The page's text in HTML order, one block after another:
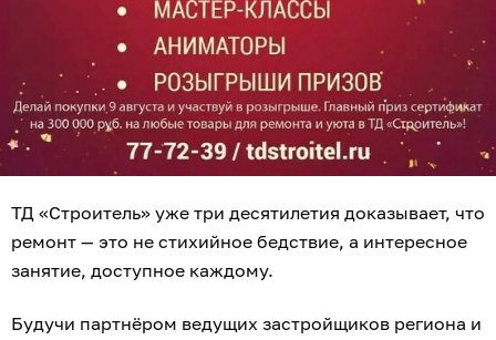
ТД «Строитель» уже три десятилетия доказывает, что
ремонт — это не стихийное бедствие, а интересное
занятие, доступное каждому.
Будучи партнёром ведущих застройщиков региона и